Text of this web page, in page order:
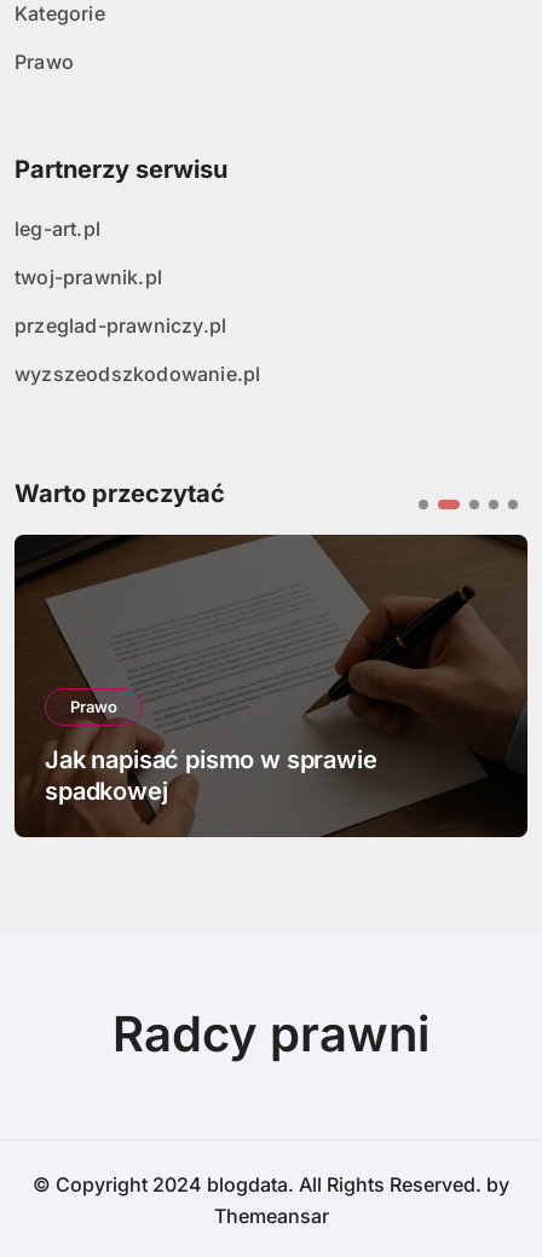
Kategorie
Prawo
Partnerzy serwisu
leg-art.pl
twoj-prawnik.pl
przeglad-prawniczy.pl
wyzszeodszkodowanie.pl
Warto przeczytać
Prawo
Jak napisać pismo w sprawie
spadkowej
Radcy prawni
© Copyright 2024 blogdata. All Rights Reserved. by
Themeansar